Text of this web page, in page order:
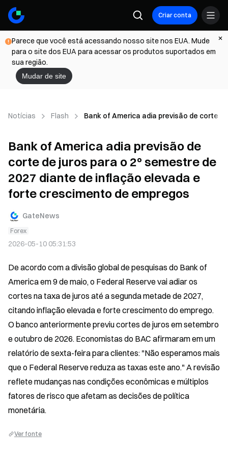
Criar conta
Parece que você está acessando nosso site nos EUA. Mude
para o site dos EUA para acessar os produtos suportados em
sua região.
Mudar de site
Notícias Flash Bank of America adia previsão de corte
Bank of America adia previsão de
corte de juros para o 2º semestre de
2027 diante de inflação elevada e
forte crescimento de empregos
GateNews
Forex
2026-05-10 05:31:53
De acordo com a divisão global de pesquisas do Bank of
America em 9 de maio, o Federal Reserve vai adiar os
cortes na taxa de juros até a segunda metade de 2027,
citando inflação elevada e forte crescimento do emprego.
O banco anteriormente previu cortes de juros em setembro
e outubro de 2026. Economistas do BAC afirmaram em um
relatório de sexta-feira para clientes: "Não esperamos mais
que o Federal Reserve reduza as taxas este ano." A revisão
reflete mudanças nas condições econômicas e múltiplos
fatores de risco que afetam as decisões de política
monetária.
Ver fonte